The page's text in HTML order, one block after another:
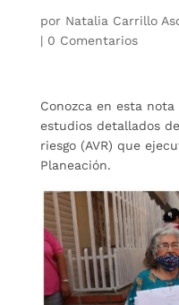
por Natalia Carrillo
| 0 Comentarios
Conozca en esta
estudios detallados
riesgo (AVR) que
Planeación.